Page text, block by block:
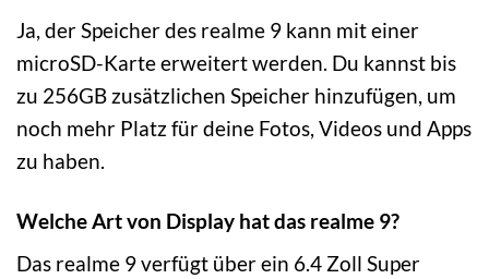
Ja, der Speicher des realme 9 kann mit einer
microSD-Karte erweitert werden. Du kannst bis
zu 256GB zusätzlichen Speicher hinzufügen, um
noch mehr Platz für deine Fotos, Videos und Apps
zu haben.
Welche Art von Display hat das realme 9?
Das realme 9 verfügt über ein 6.4 Zoll Super